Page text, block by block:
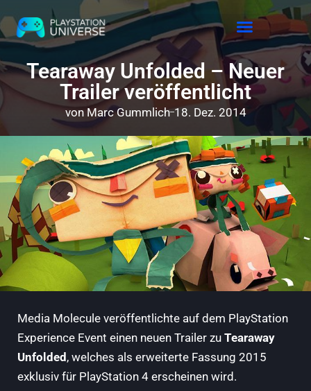
Tearaway Unfolded – Neuer
Trailer veröffentlicht
von Marc Gummlich 18. Dez. 2014
Media Molecule veröffentlichte auf dem PlayStation
Experience Event einen neuen Trailer zu Tearaway
Unfolded, welches als erweiterte Fassung 2015
exklusiv für PlayStation 4 erscheinen wird.